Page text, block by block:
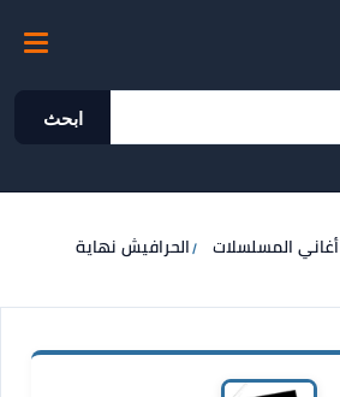
ابحث
أغاني المسلسلات الحرافيش نهاية